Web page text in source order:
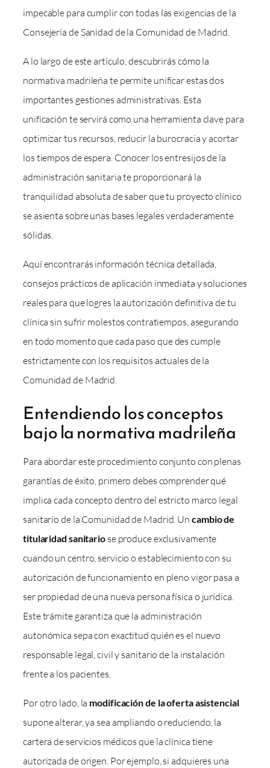
impecable para cumplir con todas las exigencias de la
Consejería de Sanidad de la Comunidad de Madrid.
A lo largo de este artículo, descubrirás cómo la
normativa madrileña te permite unificar estas dos
importantes gestiones administrativas. Esta
unificación te servirá como una herramienta clave para
optimizar tus recursos, reducir la burocracia y acortar
los tiempos de espera. Conocer los entresijos de la
administración sanitaria te proporcionará la
tranquilidad absoluta de saber que tu proyecto clínico
se asienta sobre unas bases legales verdaderamente
sólidas.
Aquí encontrarás información técnica detallada,
consejos prácticos de aplicación inmediata y soluciones
reales para que logres la autorización definitiva de tu
clínica sin sufrir molestos contratiempos, asegurando
en todo momento que cada paso que des cumple
estrictamente con los requisitos actuales de la
Comunidad de Madrid.
Entendiendo los conceptos
bajo la normativa madrileña
Para abordar este procedimiento conjunto con plenas
garantías de éxito, primero debes comprender qué
implica cada concepto dentro del estricto marco legal
sanitario de la Comunidad de Madrid. Un cambio de
titularidad sanitariose produce exclusivamente
cuando un centro, servicio o establecimiento con su
autorización de funcionamiento en pleno vigor pasa a
ser propiedad de una nueva persona física o jurídica.
Este trámite garantiza que la administración
autonómica sepa con exactitud quién es el nuevo
responsable legal, civil y sanitario de la instalación
frente a los pacientes.
Por otro lado, la modificación de la oferta asistencial
supone alterar, ya sea ampliando o reduciendo, la
cartera de servicios médicos que la clínica tiene
autorizada de origen. Por ejemplo, si adquieres una